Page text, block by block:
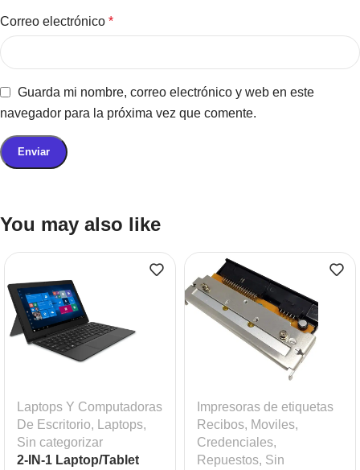
Correo electrónico *
Guarda mi nombre, correo electrónico y web en este
navegador para la próxima vez que comente.
You may also like
Laptops Y Computadoras
De Escritorio, Laptops,
Sin categorizar
2-IN-1 Laptop/Tablet
Impresoras de etiquetas
Recibos, Moviles,
Credenciales,
Repuestos, Sin